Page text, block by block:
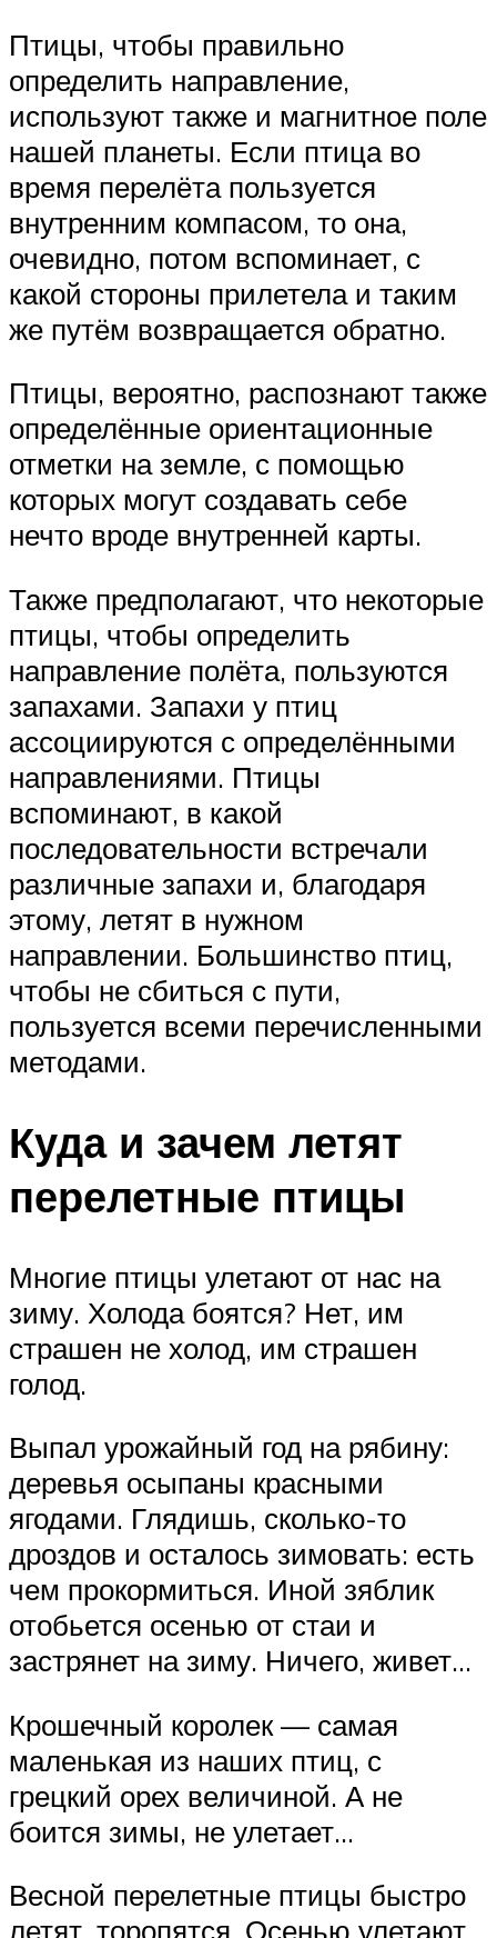
Птицы, чтобы правильно
определить направление,
используют также и магнитное поле
нашей планеты. Если птица во
время перелёта пользуется
внутренним компасом, то она,
очевидно, потом вспоминает, с
какой стороны прилетела и таким
же путём возвращается обратно.
Птицы, вероятно, распознают также
определённые ориентационные
отметки на земле, с помощью
которых могут создавать себе
нечто вроде внутренней карты.
Также предполагают, что некоторые
птицы, чтобы определить
направление полёта, пользуются
запахами. Запахи у птиц
ассоциируются с определёнными
направлениями. Птицы
вспоминают, в какой
последовательности встречали
различные запахи и, благодаря
этому, летят в нужном
направлении. Большинство птиц,
чтобы не сбиться с пути,
пользуется всеми перечисленными
методами.
Куда и зачем летят
перелетные птицы
Многие птицы улетают от нас на
зиму. Холода боятся? Нет, им
страшен не холод, им страшен
голод.
Выпал урожайный год на рябину:
деревья осыпаны красными
ягодами. Глядишь, сколько-то
дроздов и осталось зимовать: есть
чем прокормиться. Иной зяблик
отобьется осенью от стаи и
застрянет на зиму. Ничего, живет…
Крошечный королек — самая
маленькая из наших птиц, с
грецкий орех величиной. А не
боится зимы, не улетает…
Весной перелетные птицы быстро
летят, торопятся. Осенью улетают